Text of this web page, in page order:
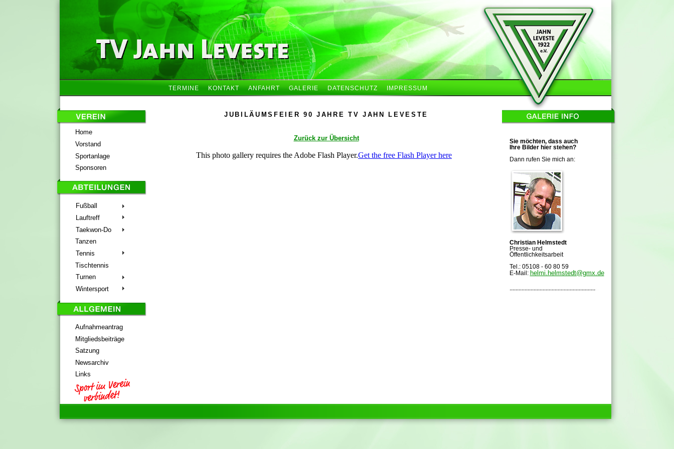
TERMINE KONTAKT ANFAHRT GALERIE DATENSCHUTZ IMPRESSUM
JUBILÄUMSFEIER 90 JAHRE TV JAHN LEVESTE
Home
Vorstand
Sportanlage
Sponsoren
Fußball
Lauftreff
Taekwon-Do
Tanzen
Tennis
Tischtennis
Turnen
Wintersport
Aufnahmeantrag
Mitgliedsbeiträge
Satzung
Newsarchiv
Links
Zurück zur Übersicht
Sie möchten, dass auch
Ihre Bilder hier stehen?
Dann rufen Sie mich an:
Christian Helmstedt
Presse- und
Öffentlichkeitsarbeit
Tel.: 05108 - 60 80 59
E-Mail: helmi.helmstedt@gmx.de